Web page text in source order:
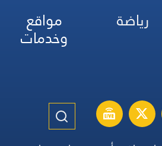
رياضة مواقع
وخدمات